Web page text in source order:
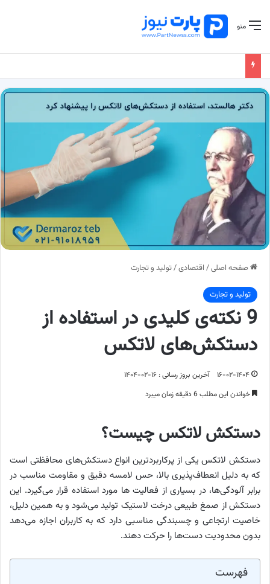
منو
صفحه اصلی/ اقتصادی/تولید و تجارت
تولید و تجارت
9 نکته‌ی کلیدی در استفاده از
دستکش‌های لاتکس
۱۶-۰۲-۱۴۰۴
آخرین بروز رسانی : ۱۶-۰۲-۱۴۰۴
خواندن این مطلب 6 دقیقه زمان میبرد
دستکش لاتکس چیست؟
دستکش لاتکس یکی از پرکاربردترین انواع دستکش‌های محافظتی است
که به دلیل انعطاف‌پذیری بالا، حس لامسه دقیق و مقاومت مناسب در
برابر آلودگی‌ها، در بسیاری از فعالیت ها مورد استفاده قرار می‌گیرد. این
دستکش از صمغ طبیعی درخت لاستیک تولید می‌شود و به همین دلیل،
خاصیت ارتجاعی و چسبندگی مناسبی دارد که به کاربران اجازه می‌دهد
بدون محدودیت دست‌ها را حرکت دهند.
فهرست